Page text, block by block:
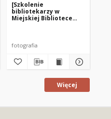
[Szkolenie
bibliotekarzy w
Miejskiej Bibliotece
fotografia
Więcej